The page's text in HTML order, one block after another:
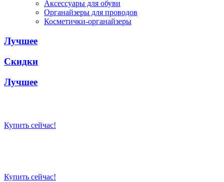
Аксессуары для обуви
Органайзеры для проводов
Косметички-органайзеры
Лучшее
Скидки
Лучшее
Купить сейчас!
Купить сейчас!